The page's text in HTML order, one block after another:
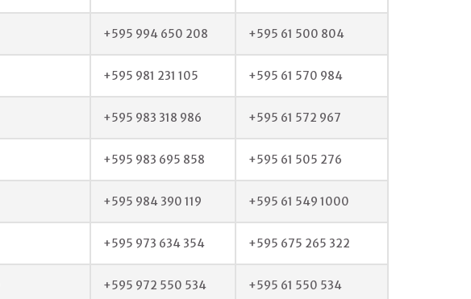
+595 994 650 208 +595 61 500 804
+595 981 231 105 +595 61 570 984
+595 983 318 986 +595 61 572 967
+595 983 695 858 +595 61 505 276
+595 984 390 119 +595 61 549 1000
+595 973 634 354 +595 675 265 322
+595 972 550 534 +595 61 550 534